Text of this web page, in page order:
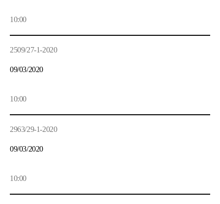
10:00
2509/27-1-2020
09/03/2020
10:00
2963/29-1-2020
09/03/2020
10:00